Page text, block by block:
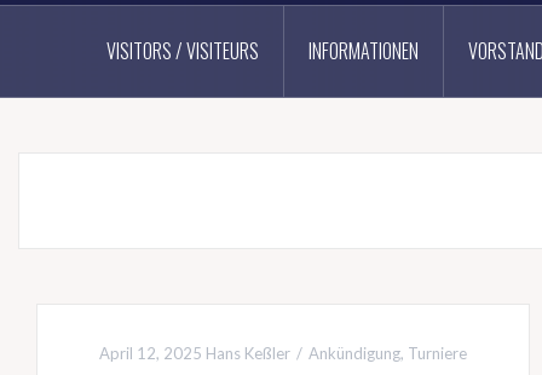
VISITORS / VISITEURS INFORMATIONEN VORSTAND
April 12, 2025 Hans Keßler Ankündigung, Turniere